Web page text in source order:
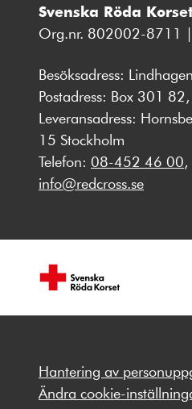
Svenska Röda Korset
Org.nr. 802002-8711
Besöksadress:
Postadress: Box 301
Leveransadress:
15 Stockholm
Telefon: 08-452 46 00
info@redcross.se
Hantering av
Ändra cookie-